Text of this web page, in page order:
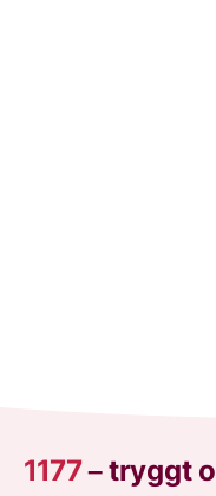
1177–tryggt